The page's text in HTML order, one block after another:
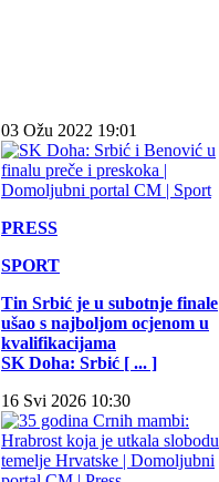
03 Ožu 2022 19:01
PRESS
SPORT
Tin Srbić je u subotnje finale
ušao s najboljom ocjenom u
kvalifikacijama
SK Doha: Srbić [ ... ]
16 Svi 2026 10:30